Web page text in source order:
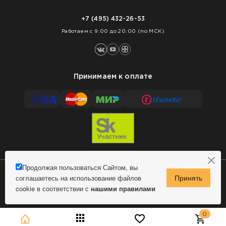
0
Продолжая пользоваться Сайтом, вы
соглашаетесь на использование файлов
cookie в соответствии с нашими правилами
+7 (495) 432-26-53
Работаем с 9:00 до 20:00 (по МСК)
Принимаем к оплате
© 2009 - 2026 Remontnick.ru.Сделано в MindMachine
Политика конфиденциальности